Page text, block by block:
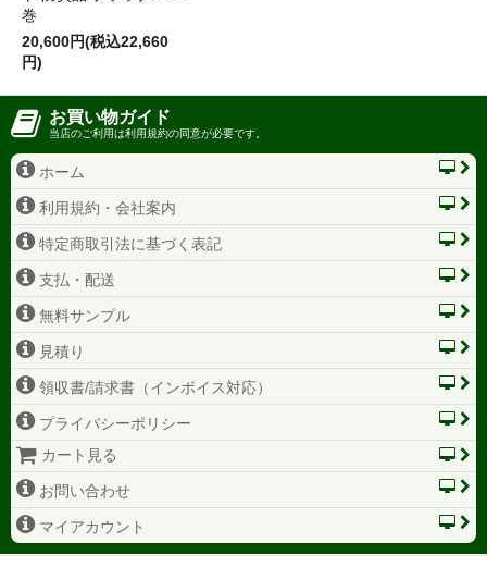
巻
20,600円(税込22,660
円)
お買い物ガイド
当店のご利用は利用規約の同意が必要です。
ホーム
利用規約・会社案内
特定商取引法に基づく表記
支払・配送
無料サンプル
見積り
領収書/請求書（インボイス対応）
プライバシーポリシー
カート見る
お問い合わせ
マイアカウント